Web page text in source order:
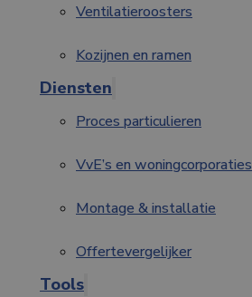
Ventilatieroosters
Kozijnen en ramen
Diensten
Proces particulieren
VvE’s en woningcorporaties
Montage & installatie
Offertevergelijker
Tools